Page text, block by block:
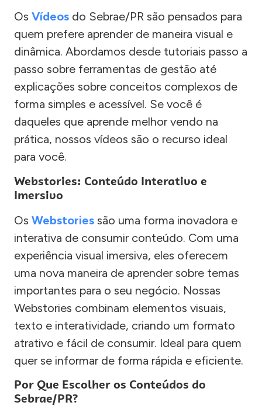
Os Vídeos do Sebrae/PR são pensados para
quem prefere aprender de maneira visual e
dinâmica. Abordamos desde tutoriais passo a
passo sobre ferramentas de gestão até
explicações sobre conceitos complexos de
forma simples e acessível. Se você é
daqueles que aprende melhor vendo na
prática, nossos vídeos são o recurso ideal
para você.
Webstories: Conteúdo Interativo e
Imersivo
Os Webstories são uma forma inovadora e
interativa de consumir conteúdo. Com uma
experiência visual imersiva, eles oferecem
uma nova maneira de aprender sobre temas
importantes para o seu negócio. Nossas
Webstories combinam elementos visuais,
texto e interatividade, criando um formato
atrativo e fácil de consumir. Ideal para quem
quer se informar de forma rápida e eficiente.
Por Que Escolher os Conteúdos do
Sebrae/PR?